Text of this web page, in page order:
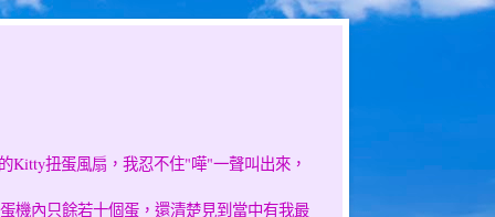
Kitty扭蛋風扇，我忍不住"嘩"一聲叫出來，
機內只餘若十個蛋，還清楚見到當中有我最